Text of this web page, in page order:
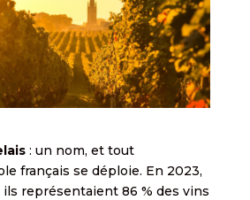
: un nom, et tout
français se déploie. En 2023,
ils représentaient 86 % des vins